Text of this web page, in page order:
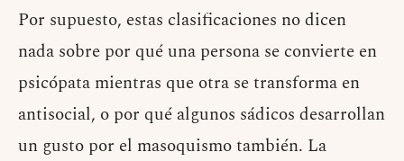
Por supuesto, estas clasificaciones no dicen
nada sobre por qué una persona se convierte en
psicópata mientras que otra se transforma en
antisocial, o por qué algunos sádicos desarrollan
un gusto por el masoquismo también. La